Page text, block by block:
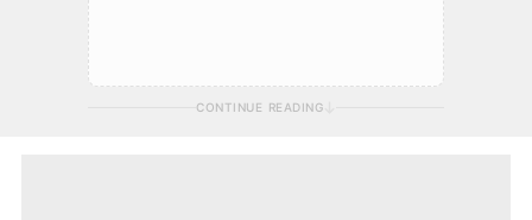
CONTINUE READING